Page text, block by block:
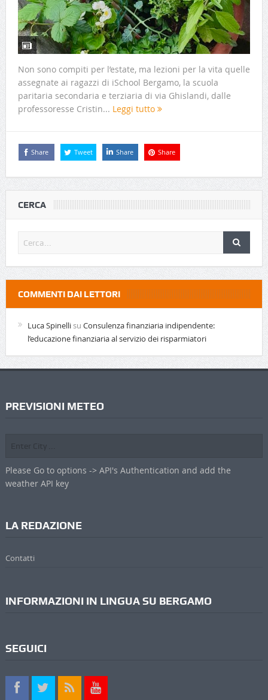
Non sono compiti per l’estate, ma lezioni per la vita quelle
assegnate ai ragazzi di iSchool Bergamo, la scuola
paritaria secondaria e terziaria di via Ghislandi, dalle
professoresse Cristin... Leggi tutto
Share Tweet Share Share
CERCA
COMMENTI DAI LETTORI
Luca Spinellisu Consulenza finanziaria indipendente:
l’educazione finanziaria al servizio dei risparmiatori
PREVISIONI METEO
Please Go to options -> API's Authentication and add the
weather API key
LA REDAZIONE
Contatti
INFORMAZIONI IN LINGUA SU BERGAMO
SEGUICI